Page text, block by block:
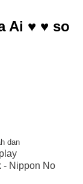
Ai ♥ ♥ so
dan
- Nippon No